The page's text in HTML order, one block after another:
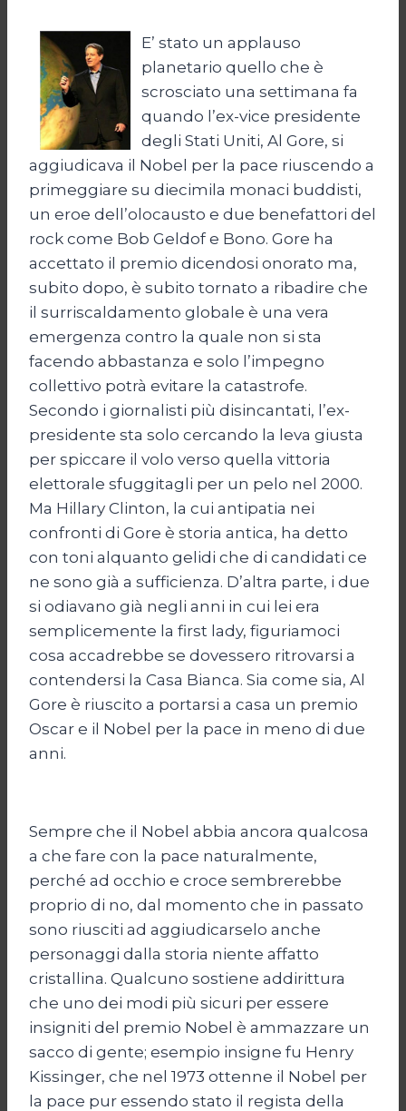
E’ stato un applauso
planetario quello che è
scrosciato una settimana fa
quando l’ex-vice presidente
degli Stati Uniti, Al Gore, si
aggiudicava il Nobel per la pace riuscendo a
primeggiare su diecimila monaci buddisti,
un eroe dell’olocausto e due benefattori del
rock come Bob Geldof e Bono. Gore ha
accettato il premio dicendosi onorato ma,
subito dopo, è subito tornato a ribadire che
il surriscaldamento globale è una vera
emergenza contro la quale non si sta
facendo abbastanza e solo l’impegno
collettivo potrà evitare la catastrofe.
Secondo i giornalisti più disincantati, l’ex-
presidente sta solo cercando la leva giusta
per spiccare il volo verso quella vittoria
elettorale sfuggitagli per un pelo nel 2000.
Ma Hillary Clinton, la cui antipatia nei
confronti di Gore è storia antica, ha detto
con toni alquanto gelidi che di candidati ce
ne sono già a sufficienza. D’altra parte, i due
si odiavano già negli anni in cui lei era
semplicemente la first lady, figuriamoci
cosa accadrebbe se dovessero ritrovarsi a
contendersi la Casa Bianca. Sia come sia, Al
Gore è riuscito a portarsi a casa un premio
Oscar e il Nobel per la pace in meno di due
anni.
Sempre che il Nobel abbia ancora qualcosa
a che fare con la pace naturalmente,
perché ad occhio e croce sembrerebbe
proprio di no, dal momento che in passato
sono riusciti ad aggiudicarselo anche
personaggi dalla storia niente affatto
cristallina. Qualcuno sostiene addirittura
che uno dei modi più sicuri per essere
insigniti del premio Nobel è ammazzare un
sacco di gente; esempio insigne fu Henry
Kissinger, che nel 1973 ottenne il Nobel per
la pace pur essendo stato il regista della